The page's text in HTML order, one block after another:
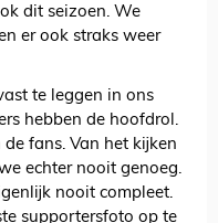
dit seizoen. We
er ook straks weer
te leggen in ons
hebben de hoofdrol.
fans. Van het kijken
echter nooit genoeg.
nooit compleet.
supportersfoto op te